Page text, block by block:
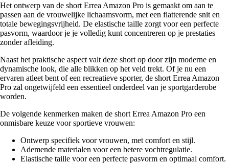
Het ontwerp van de short Errea Amazon Pro is gemaakt om aan te
passen aan de vrouwelijke lichaamsvorm, met een flatterende snit en
totale bewegingsvrijheid. De elastische taille zorgt voor een perfecte
pasvorm, waardoor je je volledig kunt concentreren op je prestaties
zonder afleiding.
Naast het praktische aspect valt deze short op door zijn moderne en
dynamische look, die alle blikken op het veld trekt. Of je nu een
ervaren atleet bent of een recreatieve sporter, de short Errea Amazon
Pro zal ongetwijfeld een essentieel onderdeel van je sportgarderobe
worden.
De volgende kenmerken maken de short Errea Amazon Pro een
onmisbare keuze voor sportieve vrouwen:
Ontwerp specifiek voor vrouwen, met comfort en stijl.
Ademende materialen voor een betere vochtregulatie.
Elastische taille voor een perfecte pasvorm en optimaal comfort.